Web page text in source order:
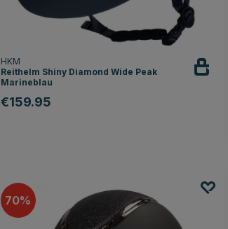
HKM
Reithelm Shiny Diamond Wide Peak
Marineblau
€159.95
70